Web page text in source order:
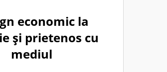
economic la
și prietenos cu
mediul